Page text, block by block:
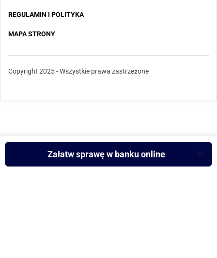
REGULAMIN I POLITYKA
MAPA STRONY
Copyright 2025 - Wszystkie prawa zastrzeżone
Załatw sprawę w banku online